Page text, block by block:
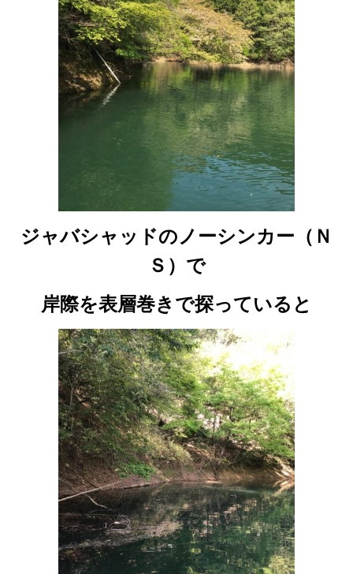
ジャバシャッドのノーシンカー（Ｎ
Ｓ）で
岸際を表層巻きで探っていると